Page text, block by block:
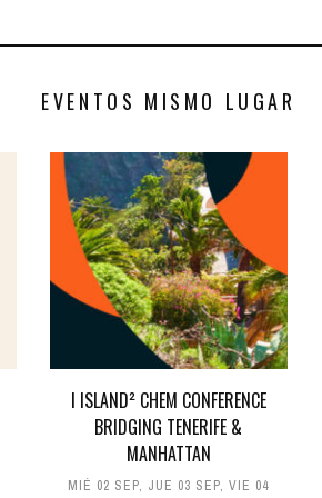
EVENTOS MISMO LUGAR
I ISLAND² CHEM CONFERENCE
BRIDGING TENERIFE &
MANHATTAN
MIÉ 02 SEP, JUE 03 SEP,VIE 04